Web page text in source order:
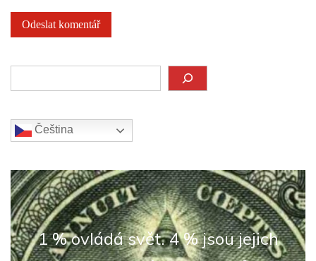
Čeština‎
1 % ovládá svět. 4 % jsou jejich